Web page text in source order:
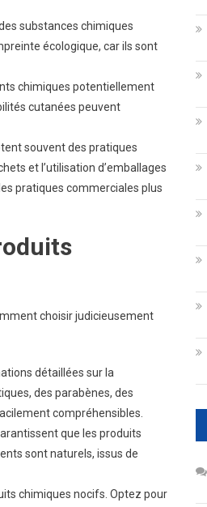
substances chimiques
écologique, car ils sont
chimiques potentiellement
cutanées peuvent
souvent des pratiques
et l’utilisation d’emballages
pratiques commerciales plus
choisir judicieusement
détaillées sur la
des parabènes, des
compréhensibles.
que les produits
sont naturels, issus de
chimiques nocifs. Optez pour